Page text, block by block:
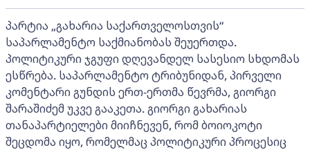
პარტია „გახარია საქართველოსთვის“
საპარლამენტო საქმიანობას შეუერთდა.
პოლიტიკური ჯგუფი დღევანდელ სასესიო სხდომას
ესწრება. საპარლამენტო ტრიბუნიდან, პირველი
კომენტარი გუნდის ერთ-ერთმა წევრმა, გიორგი
შარაშიძემ უკვე გააკეთა. გიორგი გახარიას
თანაპარტიელები მიიჩნევენ, რომ ბოიოკოტი
შეცდომა იყო, რომელმაც პოლიტიკური პროცესიც